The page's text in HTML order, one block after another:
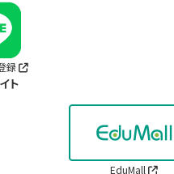
録
ト
EduMall